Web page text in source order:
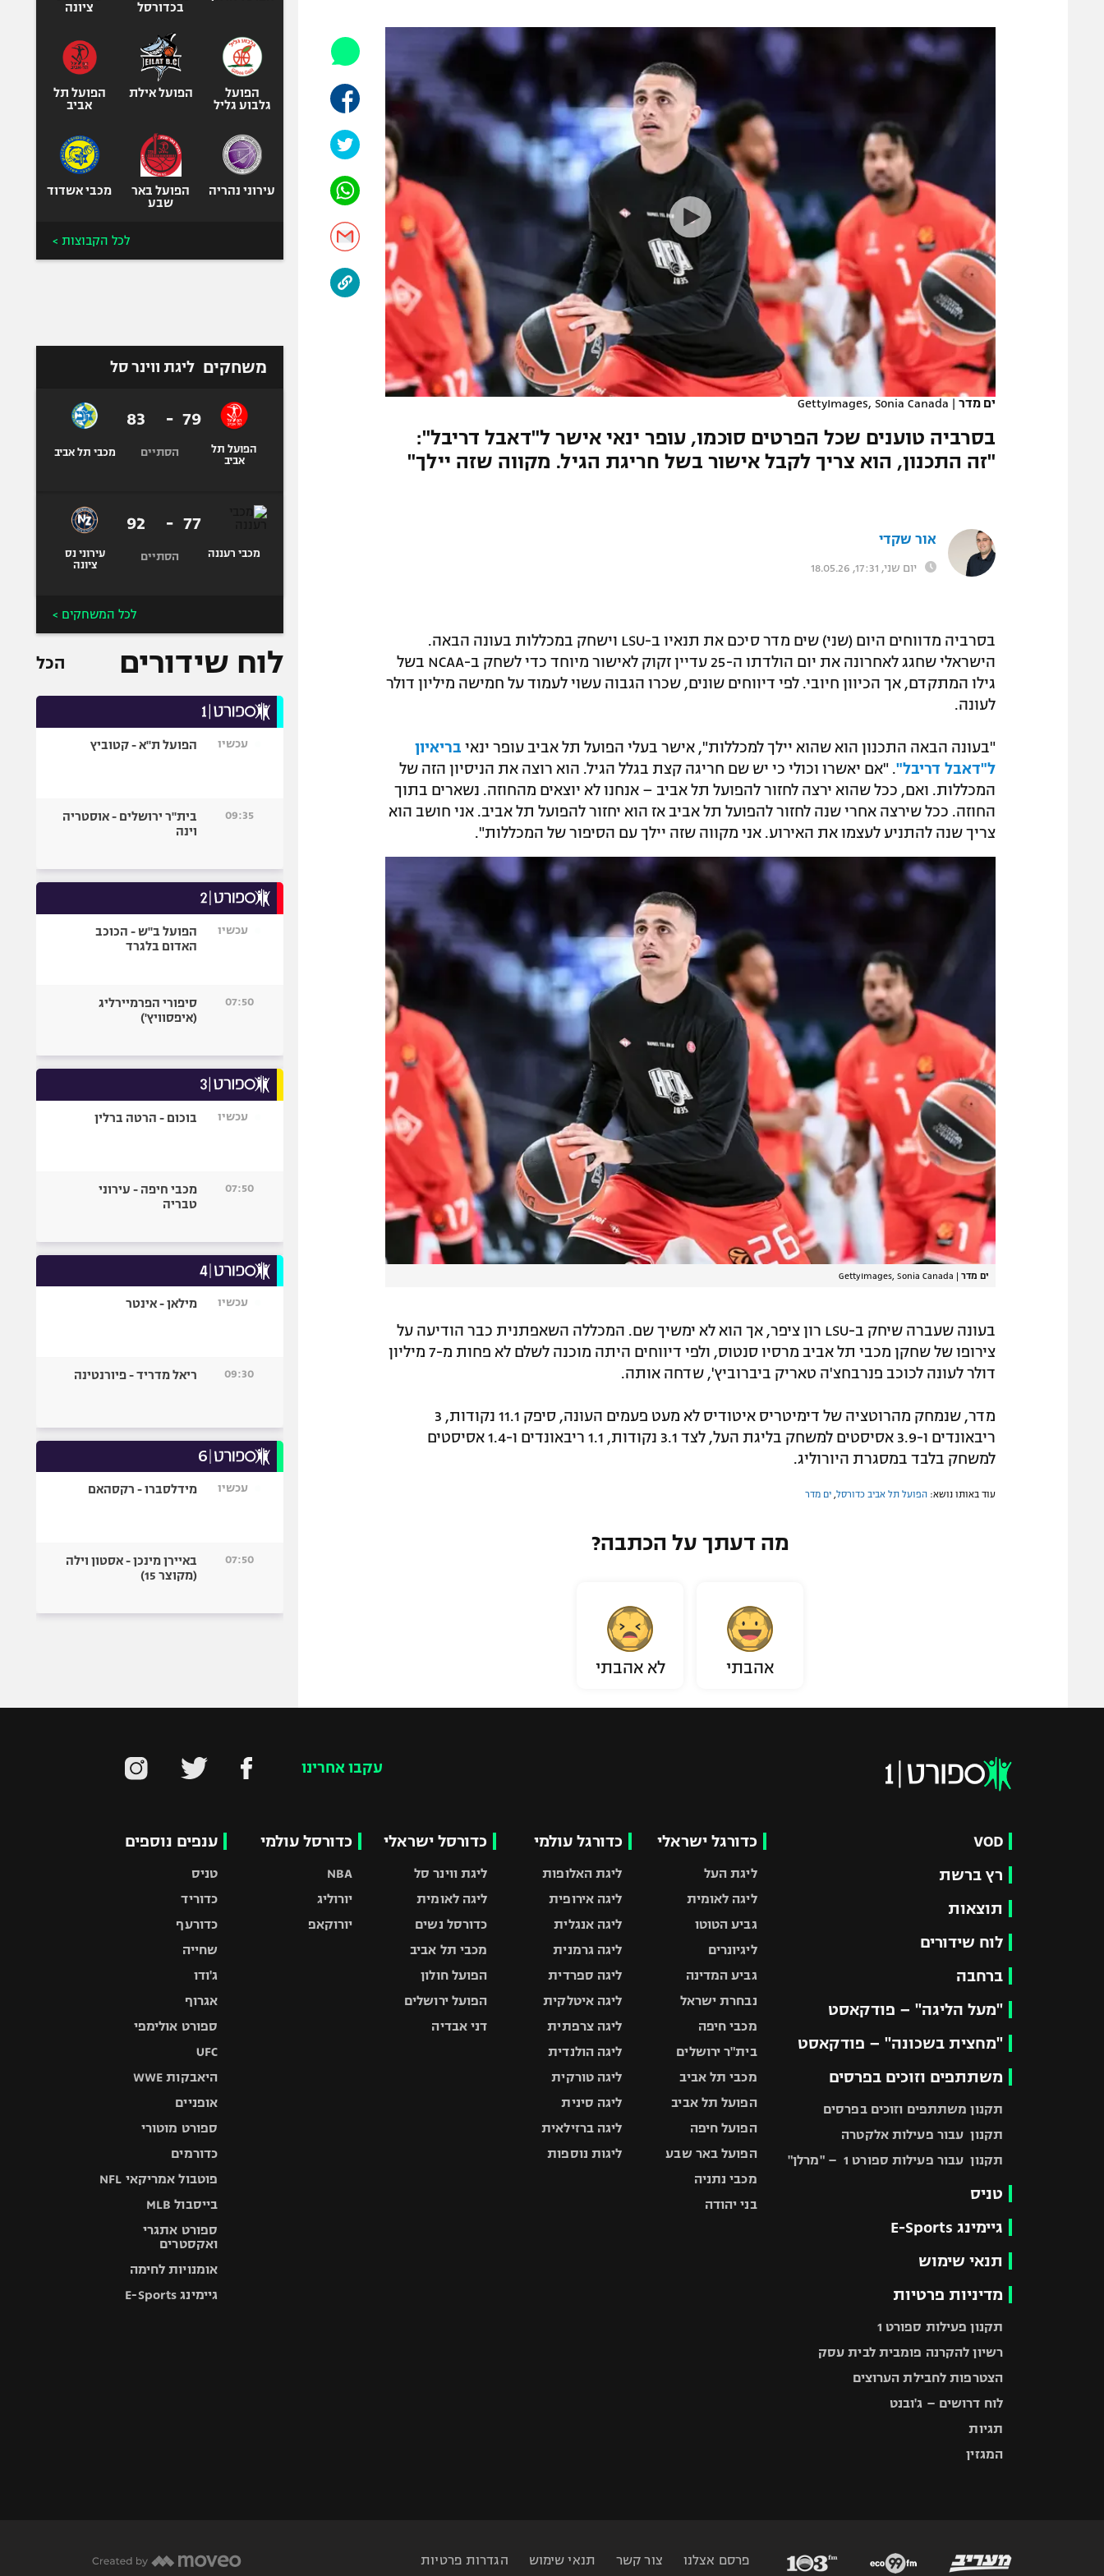
תקנון משתתפים וזוכים בפרסים
תקנון עבור פעילות אלקטרה
תנאי שימוש
מדיניות פרטיות
תקנון פעילות ספורט 1
רשיון להקרנה פומבית לבית עסק
הצטרפות לחבילת הערוצים
לוח דרושים – ג'ובנט
תגיות
המגזין
הפועל תל אביב
הפועל חיפה
הפועל באר שבע
מכבי נתניה
בני יהודה
ליגה סינית
ליגה ברזילאית
ספורט מוטורי
כדורמים
ספורט אתגרי
ואקסטרים
אומנויות לחימה
ים מדר |
GettyImages, Sonia Canada
בסרביה טוענים שכל הפרטים סוכמו, עופר ינאי אישר ל"דאבל דריבל":
"זה התכנון, הוא צריך לקבל אישור בשל חריגת הגיל. מקווה שזה יילך"
אור שקדי
יום שני, 17:31, 18.05.26
בסרביה מדווחים היום (שני) שים מדר סיכם את תנאיו ב-LSU וישחק במכללות בעונה הבאה.
הישראלי שחגג לאחרונה את יום הולדתו ה-25 עדיין זקוק לאישור מיוחד כדי לשחק ב-NCAA בשל
גילו המתקדם, אך הכיוון חיובי. לפי דיווחים שונים, שכרו הגבוה עשוי לעמוד על חמישה מיליון דולר
לעונה.
"בעונה הבאה התכנון הוא שהוא יילך למכללות", אישר בעלי הפועל תל אביב עופר ינאי בריאיון
ל"דאבל דריבל". "אם יאשרו וכולי כי יש שם חריגה קצת בגלל הגיל. הוא רוצה את הניסיון הזה של
המכללות. ואם, ככל שהוא ירצה לחזור להפועל תל אביב – אנחנו לא יוצאים מהחוזה. נשארים בתוך
החוזה. ככל שירצה אחרי שנה לחזור להפועל תל אביב אז הוא יחזור להפועל תל אביב. אני חושב הוא
צריך שנה להתניע לעצמו את האירוע. אני מקווה שזה יילך עם הסיפור של המכללות".
ים מדר |
GettyImages, Sonia Canada
בעונה שעברה שיחק ב-LSU רון ציפר, אך הוא לא ימשיך שם. המכללה השאפתנית כבר הודיעה על
צירופו של שחקן מכבי תל אביב מרסיו סנטוס, ולפי דיווחים היתה מוכנה לשלם לא פחות מ-7 מיליון
דולר לעונה לכוכב פנרבחצ'ה טאריק ביברוביץ', שדחה אותה.
מדר, שנמחק מהרוטציה של דימיטריס איטודיס לא מעט פעמים העונה, סיפק 11.1 נקודות, 3
ריבאונדים ו-3.9 אסיסטים למשחק בליגת העל, לצד 3.1 נקודות, 1.1 ריבאונדים ו-1.4 אסיסטים
למשחק בלבד במסגרת היורוליג.
עוד באותו נושא: הפועל תל אביב כדורסל ים מדר
מה דעתך על הכתבה?
אהבתי לא אהבתי
בכדורסל
ציונה
הפועל
גלבוע גליל
הפועל אילת
הפועל תל
אביב
עירוני נהריה
הפועל באר
שבע
מכבי אשדוד
לכל הקבוצות >
משחקים ליגת ווינר סל
הפועל תל
אביב
79
-
83
הסתיים מכבי תל אביב
מכבי רעננה
77
-
92
הסתיים
עירוני נס
ציונה
לכל המשחקים >
לוח שידורים הכל
עכשיו הפועל ת"א - קטוביץ
09:35
בית"ר ירושלים - אוסטריה
וינה
עכשיו
הפועל ב"ש - הכוכב
האדום בלגרד
07:50
סיפורי הפרמיירליג
(איפסוויץ')
עכשיו בוכום - הרטה ברלין
07:50
מכבי חיפה - עירוני
טבריה
עכשיו מילאן - אינטר
09:30 ריאל מדריד - פיורנטינה
עכשיו מידלסברו - רקסהאם
07:50
באיירן מינכן - אסטון וילה
(מקוצר 15)
עקבו אחרינו
VOD
רץ ברשת
תוצאות
לוח שידורים
ברחבה
"מעל הליגה" – פודקאסט
"מחצית בשכונה" – פודקאסט
משתתפים וזוכים בפרסים
תקנון משתתפים וזוכים בפרסים
תקנון עבור פעילות אלקטרה
תקנון עבור פעילות ספורט 1 – "מרלן"
טניס
גיימינג E-Sports
תנאי שימוש
מדיניות פרטיות
תקנון פעילות ספורט 1
רשיון להקרנה פומבית לבית עסק
הצטרפות לחבילת הערוצים
לוח דרושים – ג'ובנט
תגיות
המגזין
כדורגל ישראלי
ליגת העל
ליגה לאומית
גביע הטוטו
ליגיונרים
גביע המדינה
נבחרת ישראל
מכבי חיפה
בית"ר ירושלים
מכבי תל אביב
הפועל תל אביב
הפועל חיפה
הפועל באר שבע
מכבי נתניה
בני יהודה
כדורגל עולמי
ליגת האלופות
ליגה אירופית
ליגה אנגלית
ליגה גרמנית
ליגה ספרדית
ליגה איטלקית
ליגה צרפתית
ליגה הולנדית
ליגה טורקית
ליגה סינית
ליגה ברזילאית
ליגות נוספות
כדורסל ישראלי
ליגת ווינר סל
ליגה לאומית
כדורסל נשים
מכבי תל אביב
הפועל חולון
הפועל ירושלים
דני אבדיה
כדורסל עולמי
NBA
יורוליג
יורוקאפ
ענפים נוספים
טניס
כדוריד
כדורעף
שחייה
ג'ודו
אגרוף
ספורט אולימפי
UFC
היאבקות WWE
אופניים
ספורט מוטורי
כדורמים
פוטבול אמריקאי NFL
בייסבול MLB
ספורט אתגרי
ואקסטרים
אומנויות לחימה
גיימינג E-Sports
פרסם אצלנו צור קשר תנאי שימוש הגדרות פרטיות